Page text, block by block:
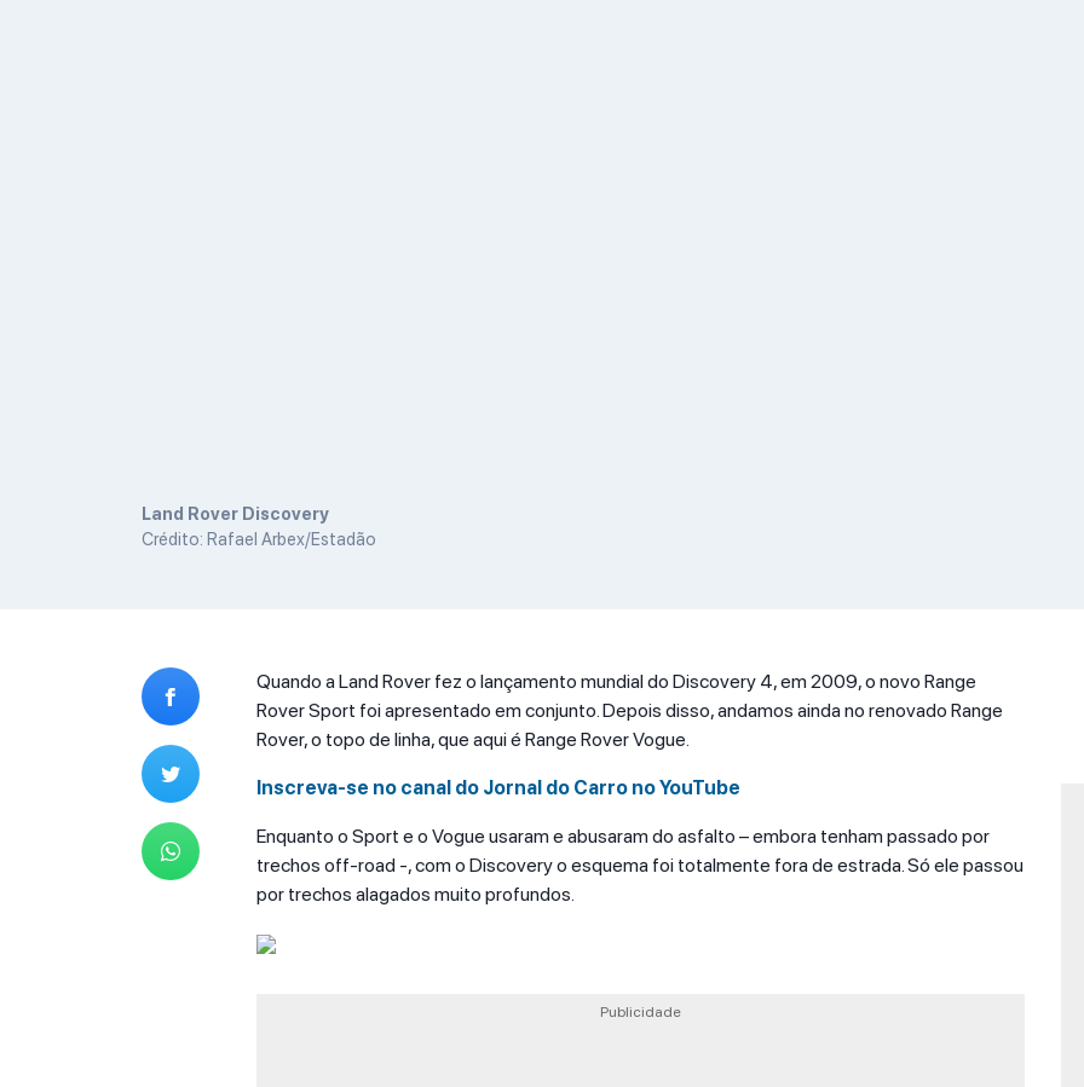
Land Rover Discovery
Crédito: Rafael Arbex/Estadão
Quando a Land Rover fez o lançamento mundial do Discovery 4, em 2009, o novo Range
Rover Sport foi apresentado em conjunto. Depois disso, andamos ainda no renovado Range
Rover, o topo de linha, que aqui é Range Rover Vogue.
Inscreva-se no canal do Jornal do Carro no YouTube
Enquanto o Sport e o Vogue usaram e abusaram do asfalto – embora tenham passado por
trechos off-road -, com o Discovery o esquema foi totalmente fora de estrada. Só ele passou
por trechos alagados muito profundos.
Publicidade